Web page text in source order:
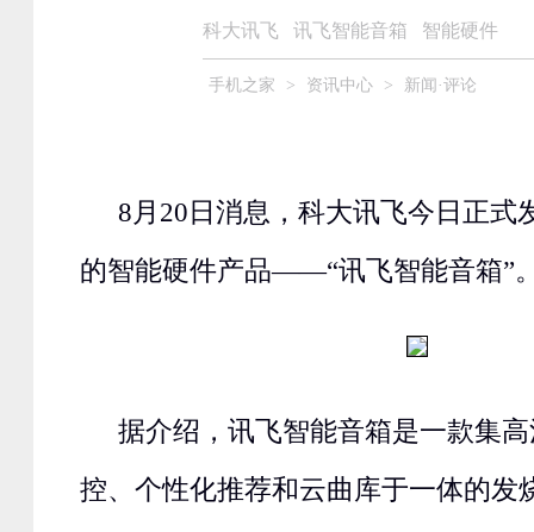
科大讯飞 讯飞智能音箱 智能硬件
手机之家 > 资讯中心 > 新闻·评论
8月20日消息，科大讯飞今日正式
的智能硬件产品——“讯飞智能音箱”
据介绍，讯飞智能音箱是一款集
控、个性化推荐和云曲库于一体的发